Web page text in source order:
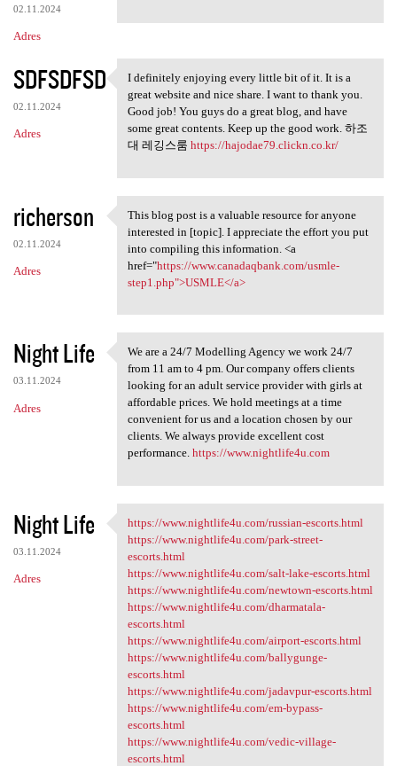
02.11.2024
Adres
SDFSDFSD
02.11.2024
Adres
I definitely enjoying every
I definitely enjoying every little bit of it. It is a
great website and nice share. I want to thank you.
Good job! You guys do a great blog, and have
some great contents. Keep up the good work. 하조
대 레깅스룸 https://hajodae79.clickn.co.kr/
richerson
02.11.2024
Adres
This blog post is a valuable
This blog post is a valuable resource for anyone
interested in [topic]. I appreciate the effort you put
into compiling this information. <a
href="https://www.canadaqbank.com/usmle-
step1.php">USMLE</a>
Night Life
03.11.2024
Adres
We are a 24/7 Modelling
We are a 24/7 Modelling Agency we work 24/7
from 11 am to 4 pm. Our company offers clients
looking for an adult service provider with girls at
affordable prices. We hold meetings at a time
convenient for us and a location chosen by our
clients. We always provide excellent cost
performance. https://www.nightlife4u.com
Night Life
03.11.2024
Adres
https://www.nightlife4u.com
https://www.nightlife4u.com/russian-escorts.html
https://www.nightlife4u.com/park-street-
escorts.html
https://www.nightlife4u.com/salt-lake-escorts.html
https://www.nightlife4u.com/newtown-escorts.html
https://www.nightlife4u.com/dharmatala-
escorts.html
https://www.nightlife4u.com/airport-escorts.html
https://www.nightlife4u.com/ballygunge-
escorts.html
https://www.nightlife4u.com/jadavpur-escorts.html
https://www.nightlife4u.com/em-bypass-
escorts.html
https://www.nightlife4u.com/vedic-village-
escorts.html